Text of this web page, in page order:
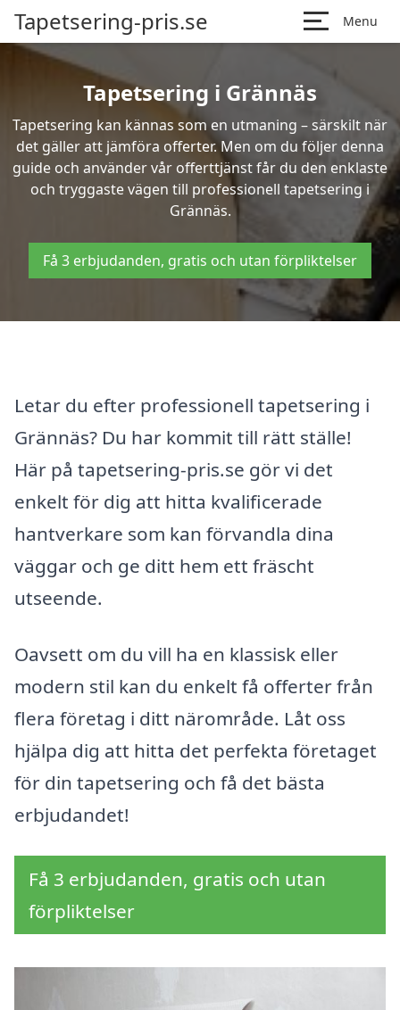
Tapetsering-pris.se Menu
Tapetsering i Grännäs
Tapetsering kan kännas som en utmaning – särskilt när
det gäller att jämföra offerter. Men om du följer denna
guide och använder vår offerttjänst får du den enklaste
och tryggaste vägen till professionell tapetsering i
Grännäs.
Få 3 erbjudanden, gratis och utan förpliktelser
Letar du efter professionell tapetsering i
Grännäs? Du har kommit till rätt ställe!
Här på tapetsering-pris.se gör vi det
enkelt för dig att hitta kvalificerade
hantverkare som kan förvandla dina
väggar och ge ditt hem ett fräscht
utseende.
Oavsett om du vill ha en klassisk eller
modern stil kan du enkelt få offerter från
flera företag i ditt närområde. Låt oss
hjälpa dig att hitta det perfekta företaget
för din tapetsering och få det bästa
erbjudandet!
Få 3 erbjudanden, gratis och utan
förpliktelser